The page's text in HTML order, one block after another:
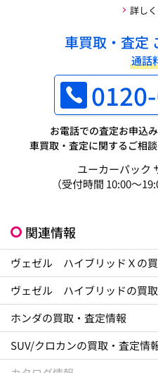
詳し
車買取・査定
通話
お電話での査定お申込
車買取・査定に関するご相
ユーカーパック
（受付時間 10:00～
関連情報
ヴェゼル ハイブリッドＸの
ヴェゼル ハイブリッドの買
ホンダの買取・査定情報
SUV/クロカンの買取・査定情